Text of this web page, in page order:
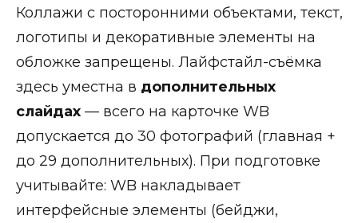
Коллажи с посторонними объектами, текст,
логотипы и декоративные элементы на
обложке запрещены. Лайфстайл-съёмка
здесь уместна в дополнительных
слайдах — всего на карточке WB
допускается до 30 фотографий (главная +
до 29 дополнительных). При подготовке
учитывайте: WB накладывает
интерфейсные элементы (бейджи,